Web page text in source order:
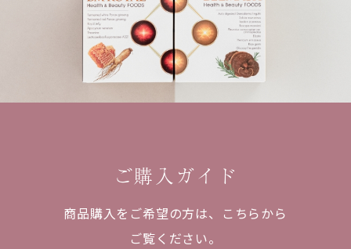
ご購入ガイド
商品購入をご希望の方は、
こちらから
ご覧ください。